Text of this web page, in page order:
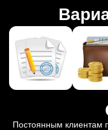
Постоянным клиентам